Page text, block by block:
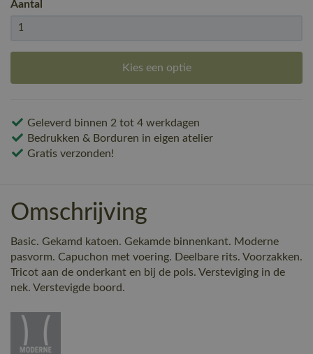
Aantal
Kies een optie
Geleverd binnen 2 tot 4 werkdagen
Bedrukken & Borduren in eigen atelier
Gratis verzonden!
Omschrijving
Basic. Gekamd katoen. Gekamde binnenkant. Moderne
pasvorm. Capuchon met voering. Deelbare rits. Voorzakken.
Tricot aan de onderkant en bij de pols. Versteviging in de
nek. Verstevigde boord.